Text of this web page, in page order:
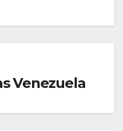
Venezuela